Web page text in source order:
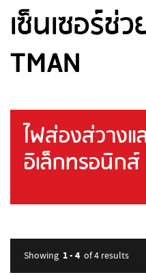
เซ็นเซอร์ช่
TMAN
ไฟส่องส่วาง
อิเล็กทรอนิกส์
Showing 1 - 4 of 4 results